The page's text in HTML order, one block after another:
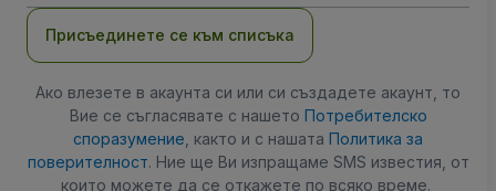
Присъединете се към списъка
Ако влезете в акаунта си или си създадете акаунт, то
Вие се съгласявате с нашето Потребителско
споразумение , както и с нашата Политика за
поверителност. Ние ще Ви изпращаме SMS известия, от
които можете да се откажете по всяко време.